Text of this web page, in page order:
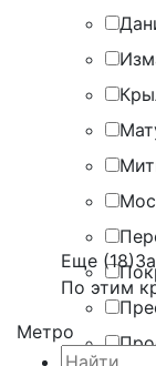
Еще (18)
По этим
Метро